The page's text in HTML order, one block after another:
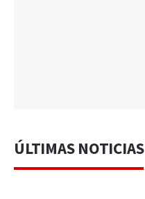
ÚLTIMAS NOTICIAS